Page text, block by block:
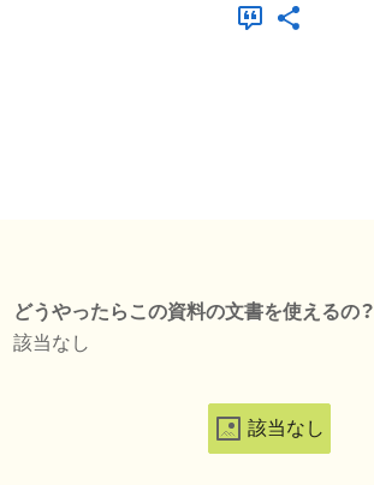
どうやったらこの資料の文書を使えるの？
該当なし
該当なし